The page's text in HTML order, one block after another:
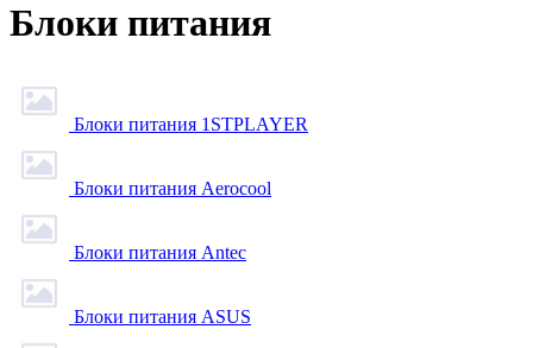
Блоки питания
Блоки питания 1STPLAYER
Блоки питания Aerocool
Блоки питания Antec
Блоки питания ASUS